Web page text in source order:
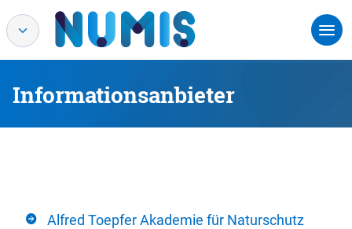
Informationsanbieter
Alfred Toepfer Akademie für Naturschutz